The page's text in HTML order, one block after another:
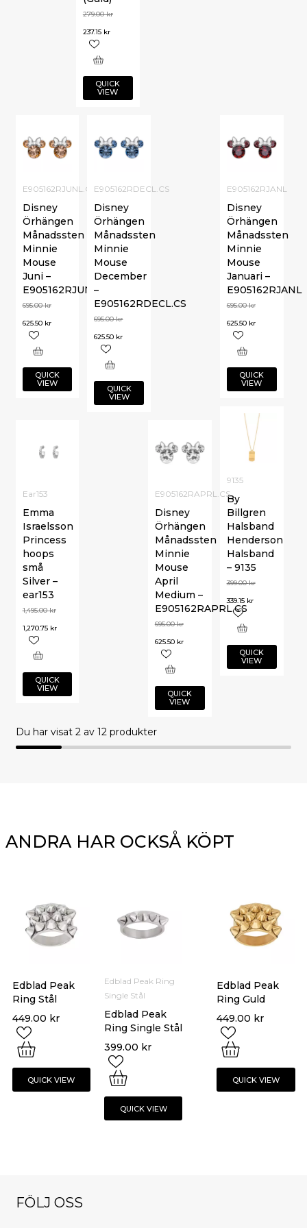
279.00kr
237.15 kr
QUICK
VIEW
E905162RJUNL.CS
Disney
Örhängen
Månadssten
Minnie
Mouse
Juni –
E905162RJUNL.CS
695.00kr
625.50 kr
QUICK
VIEW
E905162RJANL
Disney
Örhängen
Månadssten
Minnie
Mouse
Januari –
E905162RJANL
695.00kr
625.50 kr
QUICK
VIEW
E905162RDECL.CS
Disney
Örhängen
Månadssten
Minnie
Mouse
December
–
E905162RDECL.CS
695.00kr
625.50 kr
QUICK
VIEW
9135
By
Billgren
Halsband
Henderson
Halsband
– 9135
399.00kr
339.15 kr
QUICK
VIEW
Ear153
Emma
Israelsson
Princess
hoops
små
Silver –
ear153
1,495.00kr
1,270.75 kr
QUICK
VIEW
E905162RAPRL.CS
Disney
Örhängen
Månadssten
Minnie
Mouse
April
Medium –
E905162RAPRL.CS
695.00kr
625.50 kr
QUICK
VIEW
Du har visat 2 av 12 produkter
ANDRA HAR OCKSÅ KÖPT
Edblad Peak
Ring Stål
449.00 kr
QUICK VIEW
Edblad Peak
Ring Guld
449.00 kr
QUICK VIEW
Edblad Peak Ring
Single Stål
Edblad Peak
Ring Single Stål
399.00 kr
QUICK VIEW
FÖLJ OSS